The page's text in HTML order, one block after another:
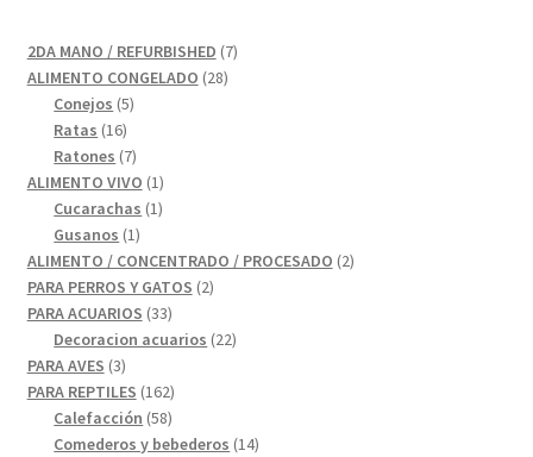
2DA MANO / REFURBISHED 77
ALIMENTO CONGELADO 2828
Conejos 55
Ratas 1616
productos
Ratones 77
productos
ALIMENTO VIVO 11
producto
Cucarachas 11
Gusanos 11
producto
ALIMENTO / CONCENTRADO / PROCESADO 22
PARA PERROS Y GATOS 22
PARA ACUARIOS 3333
productos
Decoracion acuarios 2222
PARA AVES 33
productos
PARA REPTILES 162162
productos
Calefacción 5858
productos
Comederos y bebederos 1414